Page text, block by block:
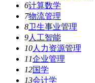
6计算数学
7物流管理
8卫生事业管理
9人工智能
10人力资源管理
11企业管理
12国学
13会计学